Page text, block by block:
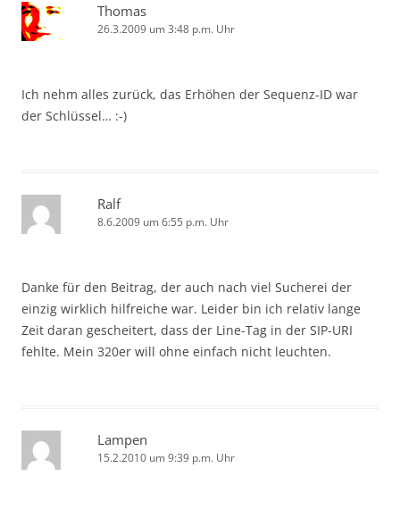
Thomas
26.3.2009 um 3:48 p.m. Uhr
Ich nehm alles zurück, das Erhöhen der Sequenz-ID war
der Schlüssel… :-)
Ralf
8.6.2009 um 6:55 p.m. Uhr
Danke für den Beitrag, der auch nach viel Sucherei der
einzig wirklich hilfreiche war. Leider bin ich relativ lange
Zeit daran gescheitert, dass der Line-Tag in der SIP-URI
fehlte. Mein 320er will ohne einfach nicht leuchten.
Lampen
15.2.2010 um 9:39 p.m. Uhr